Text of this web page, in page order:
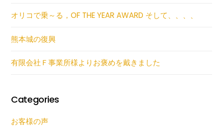
オリコで乗～る，OF THE YEAR AWARD そして、、、、
熊本城の復興
有限会社Ｆ事業所様よりお褒めを戴きました
Categories
お客様の声